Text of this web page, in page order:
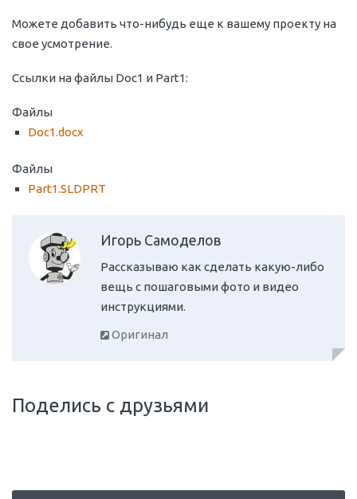
Можете добавить что-нибудь еще к вашему проекту на
свое усмотрение.
Ссылки на файлы Doc1 и Part1:
Файлы
Doc1.docx
Файлы
Part1.SLDPRT
Игорь Самоделов
Рассказываю как сделать какую-либо
вещь с пошаговыми фото и видео
инструкциями.
Оригинал
Поделись с друзьями